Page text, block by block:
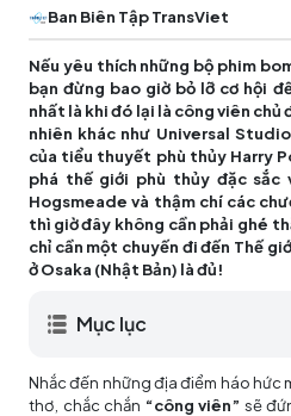
Ban Biên Tập TransViet
Nếu yêu thích những bộ phim
bạn đừng bao giờ bỏ lỡ cơ hội
nhất là khi đó lại là công viên chủ
nhiên khác như Universal
của tiểu thuyết phù thủy Harry
phá thế giới phù thủy đặc sắc
Hogsmeade và thậm chí các
thì giờ đây không cần phải ghé
chỉ cần một chuyến đi đến Thế
ở Osaka (Nhật Bản) là đủ!
Mục lục
Nhắc đến những địa điểm háo hức
thơ, chắc chắn “công viên” sẽ